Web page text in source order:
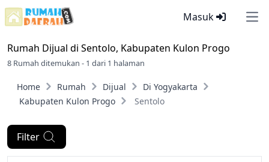
Masuk
Rumah Dijual di Sentolo, Kabupaten Kulon Progo
8 Rumah ditemukan - 1 dari 1 halaman
Home Rumah Dijual
Di Yogyakarta
Kabupaten Kulon Progo
Sentolo
Filter